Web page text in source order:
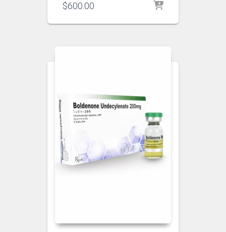
$600.00